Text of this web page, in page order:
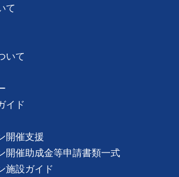
て
いて
イド
開催支援
開催助成金等申請書類一式
施設ガイド